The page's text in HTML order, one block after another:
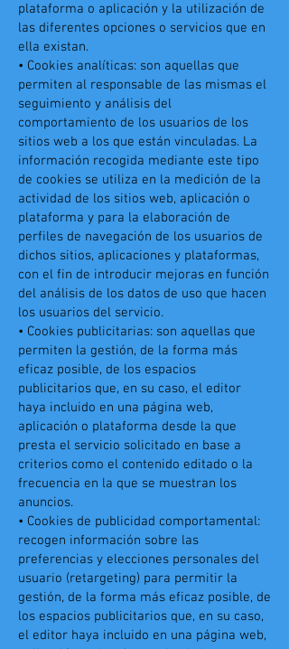
plataforma o aplicación y la utilización de
las diferentes opciones o servicios que en
ella existan.
• Cookies analíticas: son aquellas que
permiten al responsable de las mismas el
seguimiento y análisis del
comportamiento de los usuarios de los
sitios web a los que están vinculadas. La
información recogida mediante este tipo
de cookies se utiliza en la medición de la
actividad de los sitios web, aplicación o
plataforma y para la elaboración de
perfiles de navegación de los usuarios de
dichos sitios, aplicaciones y plataformas,
con el fin de introducir mejoras en función
del análisis de los datos de uso que hacen
los usuarios del servicio.
• Cookies publicitarias: son aquellas que
permiten la gestión, de la forma más
eficaz posible, de los espacios
publicitarios que, en su caso, el editor
haya incluido en una página web,
aplicación o plataforma desde la que
presta el servicio solicitado en base a
criterios como el contenido editado o la
frecuencia en la que se muestran los
anuncios.
• Cookies de publicidad comportamental:
recogen información sobre las
preferencias y elecciones personales del
usuario (retargeting) para permitir la
gestión, de la forma más eficaz posible, de
los espacios publicitarios que, en su caso,
el editor haya incluido en una página web,